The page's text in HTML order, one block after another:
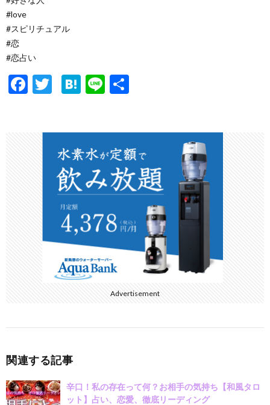
#love
#スピリチュアル
#恋
#恋占い
F
T
er
H
n
a
Li
Advertisement
関連する記事
辛口！私の存在って何？お相手の気持ち【和風タロ
ット】占い、恋愛、徹底リーディング